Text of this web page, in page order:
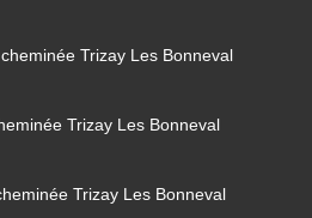
Trizay Les Bonneval
Trizay Les Bonneval
Trizay Les Bonneval